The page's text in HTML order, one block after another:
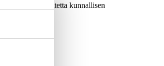
aloitetta kunnallisen